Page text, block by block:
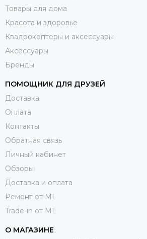
Товары для дома
Красота и здоровье
Квадрокоптеры и аксессуары
Аксессуары
Бренды
ПОМОЩНИК ДЛЯ ДРУЗЕЙ
Доставка
Оплата
Контакты
Обратная связь
Личный кабинет
Обзоры
Доставка и оплата
Ремонт от ML
Trade-in от ML
О МАГАЗИНЕ